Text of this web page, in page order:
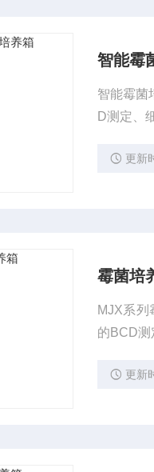
智能霉
智能霉菌
D测定、
更新
霉菌培
MJX系列
的BCD测
更新